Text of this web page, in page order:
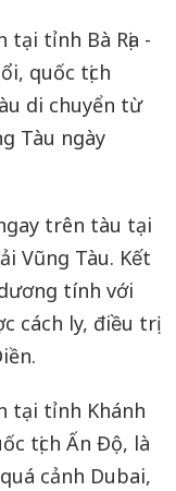
tại tỉnh Bà Rịa -
quốc tịch
di chuyển từ
Tàu ngày
trên tàu tại
Vũng Tàu. Kết
tính với
cách ly, điều trị
tại tỉnh Khánh
tịch Ấn Độ, là
cảnh Dubai,